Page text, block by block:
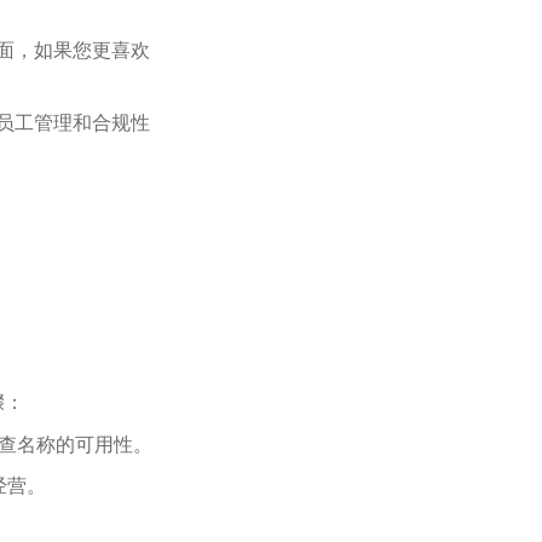
，如果您更喜欢
工管理和合规性
称的可用性。
。